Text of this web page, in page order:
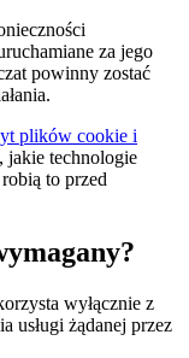
za jego
powinny zostać
plików cookie i
jakie technologie
to przed
wyłącznie z
usługi żądanej przez